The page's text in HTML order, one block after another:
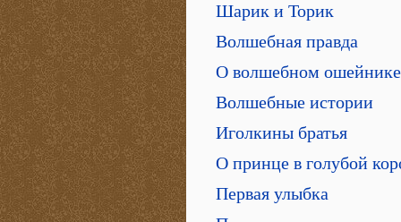
Шарик и Торик
Волшебная правда
О волшебном
Волшебные истории
Иголкины братья
О принце в голубой
Первая улыбка